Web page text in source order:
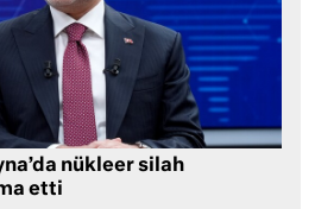
nükleer silah
etti